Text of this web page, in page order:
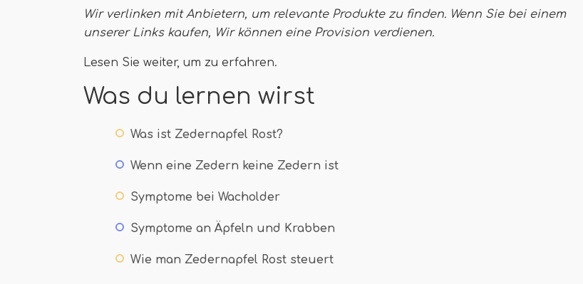
Wir verlinken mit Anbietern, um relevante Produkte zu finden. Wenn Sie bei einem
unserer Links kaufen, Wir können eine Provision verdienen.
Lesen Sie weiter, um zu erfahren.
Was du lernen wirst
Was ist Zedernapfel Rost?
Wenn eine Zedern keine Zedern ist
Symptome bei Wacholder
Symptome an Äpfeln und Krabben
Wie man Zedernapfel Rost steuert